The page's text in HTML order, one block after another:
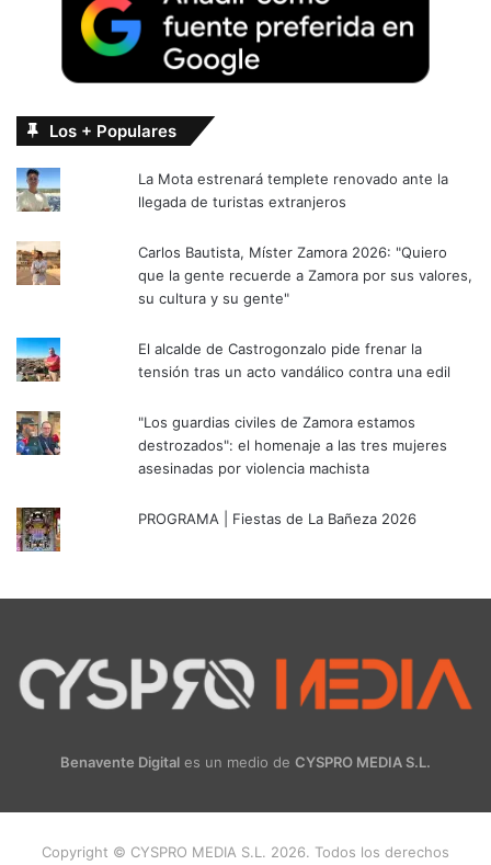
Los + Populares
La Mota estrenará templete renovado ante la
llegada de turistas extranjeros
Carlos Bautista, Míster Zamora 2026: "Quiero
que la gente recuerde a Zamora por sus valores,
su cultura y su gente"
El alcalde de Castrogonzalo pide frenar la
tensión tras un acto vandálico contra una edil
"Los guardias civiles de Zamora estamos
destrozados": el homenaje a las tres mujeres
asesinadas por violencia machista
PROGRAMA | Fiestas de La Bañeza 2026
Benavente Digital es un medio de CYSPRO MEDIA S.L.
Copyright © CYSPRO MEDIA S.L. 2026. Todos los derechos